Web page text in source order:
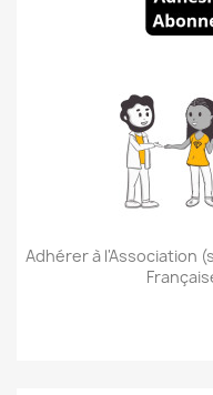
Adhérer à l'Association